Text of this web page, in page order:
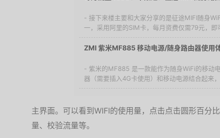
- 接下来楼主要和大家分享的是征途MIFI随身
一，采用阿里的SIM卡，每月资费仅需79元，即
ZMI 紫米MF885 移动电源/随身路由器使用
- 紫米的MF885 是一款能作为随身WiFi的移动
器（需要插入4G卡使用）和移动电源结合起来
主界面。可以看到WIFI的使用量，点击点击圆形百分
量、校验流量等。